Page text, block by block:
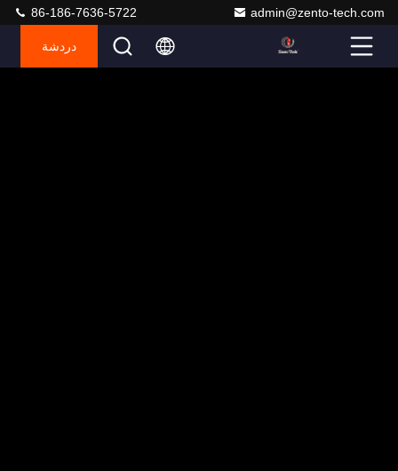
admin@zento-tech.com
86-186-7636-5722
دردشة